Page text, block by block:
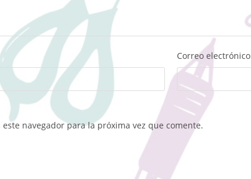
Correo electrónico
navegador para la próxima vez que comente.